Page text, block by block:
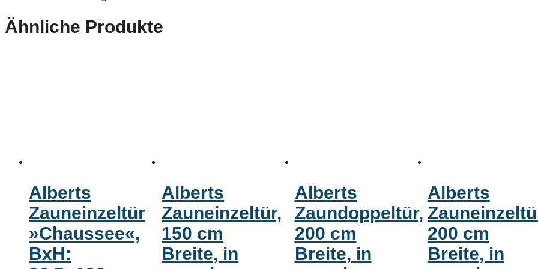
Ähnliche Produkte
Alberts
Zauneinzeltür
»Chaussee«,
BxH:
Alberts
Zauneinzeltür,
150 cm
Breite, in
Alberts
Zaundoppeltür,
200 cm
Breite, in
Alberts
200 cm
Breite, in